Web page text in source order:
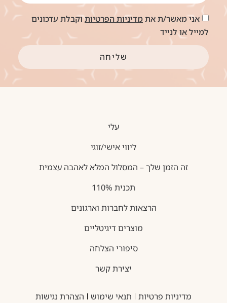
אני מאשר/ת אתמדיניות הפרטיותוקבלת עדכונים
למייל או לנייד
שליחה
עלי
ליווי אישי/זוגי
זה הזמן שלך – המסלול המלא לאהבה עצמית
תכנית 110%
הרצאות לחברות וארגונים
מוצרים דיגיטליים
סיפורי הצלחה
יצירת קשר
מדיניות פרטיות תנאי שימוש הצהרת נגישות